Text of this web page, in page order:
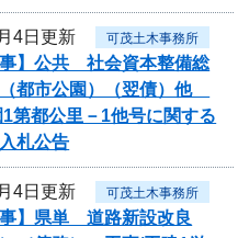
4日更新 可茂土木事務所
事】公共 社会資本整備総
都市公園）（翌債）他
第都公里－1他号に関する
札公告
4日更新 可茂土木事務所
事】県単 道路新設改良